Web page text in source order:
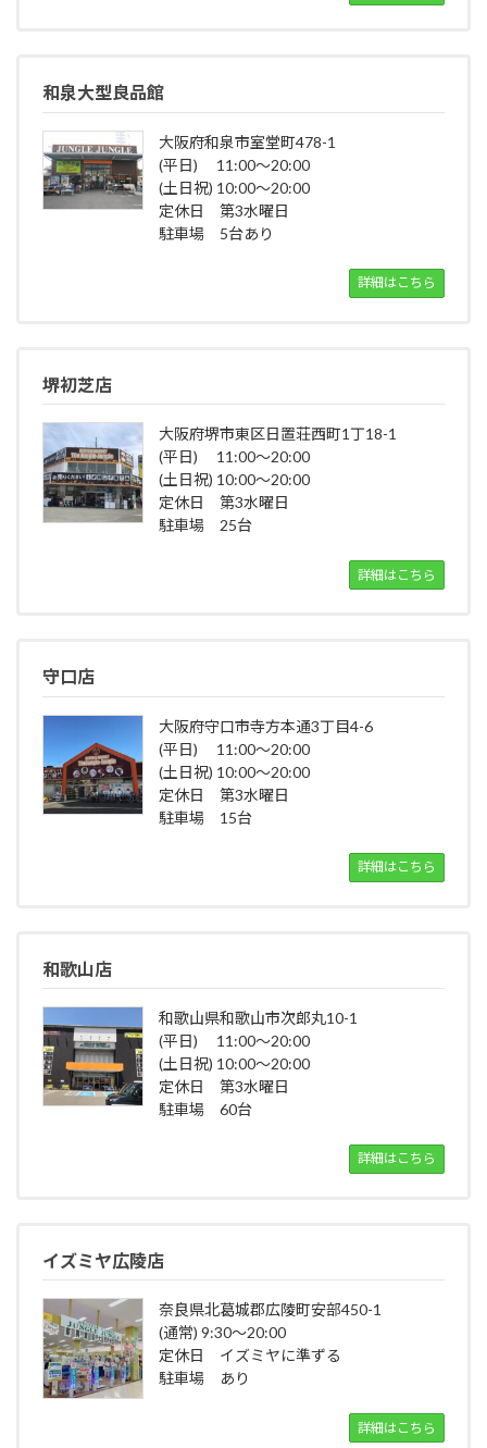
和泉大型良品館
大阪府和泉市室堂町478-1
(平日) 11:00～20:00
(土日祝) 10:00～20:00
定休日 第3水曜日
駐車場 5台あり
詳細はこちら
堺初芝店
大阪府堺市東区日置荘西町1丁18-1
(平日) 11:00～20:00
(土日祝) 10:00～20:00
定休日 第3水曜日
駐車場 25台
詳細はこちら
守口店
大阪府守口市寺方本通3丁目4-6
(平日) 11:00～20:00
(土日祝) 10:00～20:00
定休日 第3水曜日
駐車場 15台
詳細はこちら
和歌山店
和歌山県和歌山市次郎丸10-1
(平日) 11:00～20:00
(土日祝) 10:00～20:00
定休日 第3水曜日
駐車場 60台
詳細はこちら
イズミヤ広陵店
奈良県北葛城郡広陵町安部450-1
(通常) 9:30～20:00
定休日 イズミヤに準ずる
駐車場 あり
詳細はこちら